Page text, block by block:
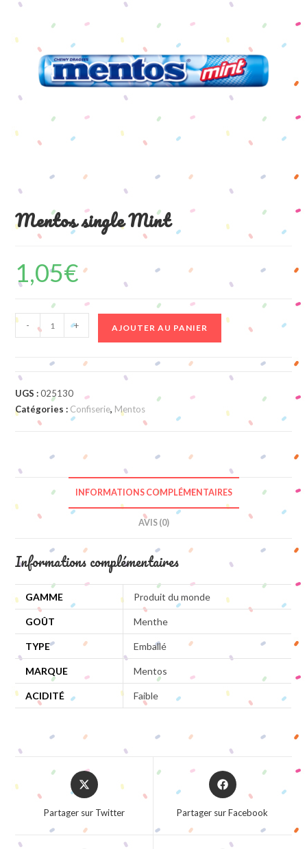
Mentos single Mint
1,05€
quantité
de
Mint
- + AJOUTER AU PANIER
UGS :025130
Catégories : Confiserie, Mentos
INFORMATIONS COMPLÉMENTAIRES
AVIS (0)
Informations complémentaires
GAMME Produit du monde
GOÛT Menthe
TYPE Emballé
MARQUE Mentos
ACIDITÉ Faible
Opens
in
new
window
Partager sur Twitter
Opens
in
Partager sur Facebook